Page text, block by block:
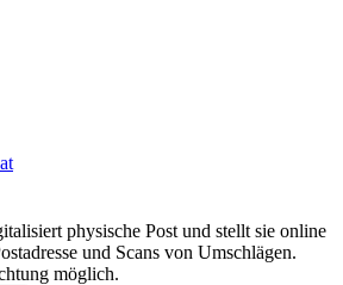
physische Post und stellt sie online
und Scans von Umschlägen.
möglich.